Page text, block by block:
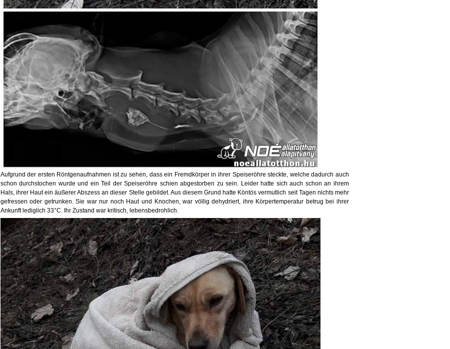
Aufgrund der ersten Röntgenaufnahmen ist zu sehen, dass ein Fremdkörper in ihrer Speiseröhre steckte, welche dadurch auch
schon durchstochen wurde und ein Teil der Speiseröhre schien abgestorben zu sein. Leider hatte sich auch schon an ihrem
Hals, ihrer Haut ein äußerer Abszess an dieser Stelle gebildet. Aus diesem Grund hatte Köntös vermutlich seit Tagen nichts mehr
gefressen oder getrunken. Sie war nur noch Haut und Knochen, war völlig dehydriert, ihre Körpertemperatur betrug bei ihrer
Ankunft lediglich 33°C. Ihr Zustand war kritisch, lebensbedrohlich.